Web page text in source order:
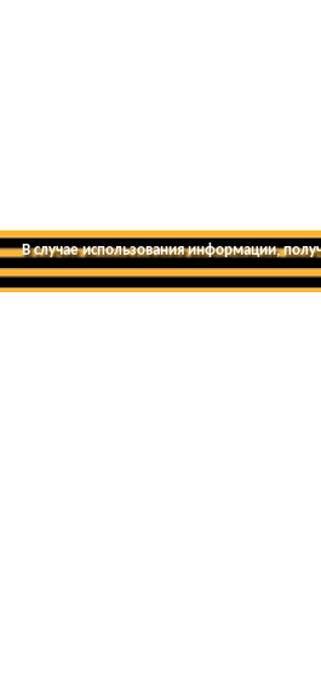
В случае использования информации,